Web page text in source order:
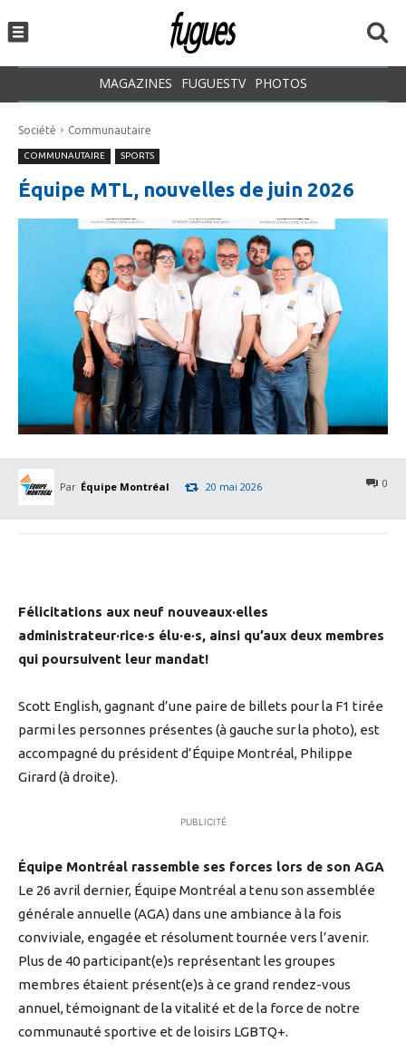
MAGAZINES FUGUESTV PHOTOS
Société Communautaire
COMMUNAUTAIRE SPORTS
Équipe MTL, nouvelles de juin 2026
Par Équipe Montréal 0
20 mai 2026
Félicitations aux neuf nouveaux·elles
administrateur·rice·s élu·e·s, ainsi qu’aux deux membres
qui poursuivent leur mandat!
Scott English, gagnant d’une paire de billets pour la F1 tirée
parmi les personnes présentes (à gauche sur la photo), est
accompagné du président d’Équipe Montréal, Philippe
Girard (à droite).
PUBLICITÉ
Équipe Montréal rassemble ses forces lors de son AGA
Le 26 avril dernier, Équipe Montréal a tenu son assemblée
générale annuelle (AGA) dans une ambiance à la fois
conviviale, engagée et résolument tournée vers l’avenir.
Plus de 40 participant(e)s représentant les groupes
membres étaient présent(e)s à ce grand rendez-vous
annuel, témoignant de la vitalité et de la force de notre
communauté sportive et de loisirs LGBTQ+.